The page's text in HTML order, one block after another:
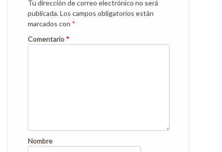
Tu dirección de correo electrónico no será
publicada.Los campos obligatorios están
marcados con *
Comentario *
Nombre